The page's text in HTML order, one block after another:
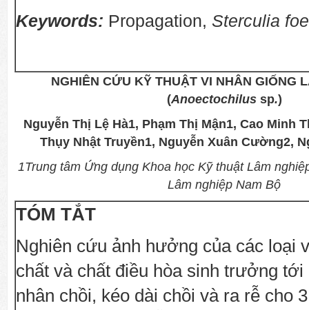
Keywords: Propagation, Sterculia
NGHIÊN CỨU KỸ THUẬT VI NHÂN GIỐNG
(Anoectochilus sp.)
Nguyễn Thị Lệ Hà1, Phạm Thị Mận1, Cao Minh
Thụy Nhật Truyền1, Nguyễn Xuân Cường2,
1Trung tâm Ứng dụng Khoa học Kỹ thuật Lâm
Lâm nghiệp Nam Bộ
TÓM TẮT
Nghiên cứu ảnh hưởng của các loại
chất và chất điều hòa sinh trưởng
nhân chồi, kéo dài chồi và ra rễ cho